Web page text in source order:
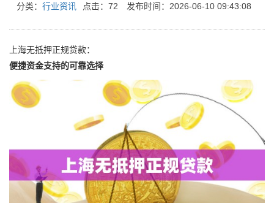
分类： 行业资讯 点击：72 发布时间：2026-06-10 09:43:08
上海无抵押正规贷款：
便捷资金支持的可靠选择